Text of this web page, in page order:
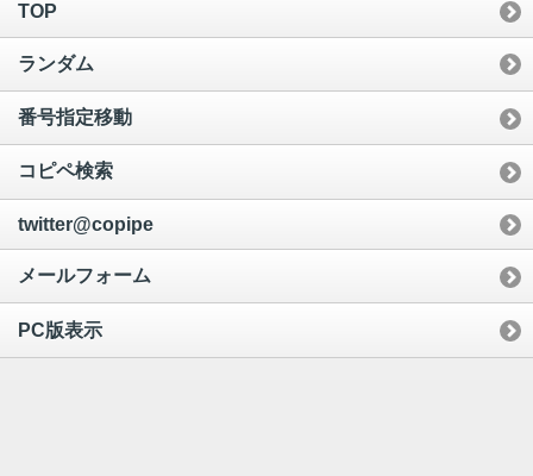
TOP
ランダム
番号指定移動
コピペ検索
twitter@copipe
メールフォーム
PC版表示